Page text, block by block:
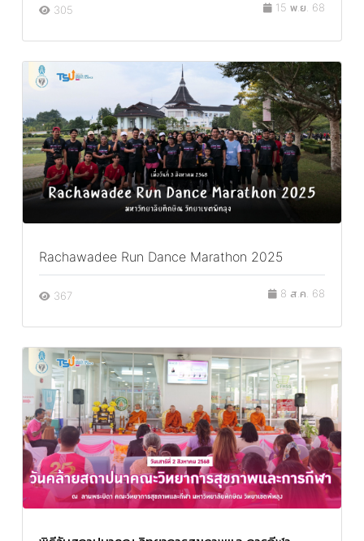
305 15 พ.ย. 68
Rachawadee Run Dance Marathon 2025
367 8 ส.ค. 68